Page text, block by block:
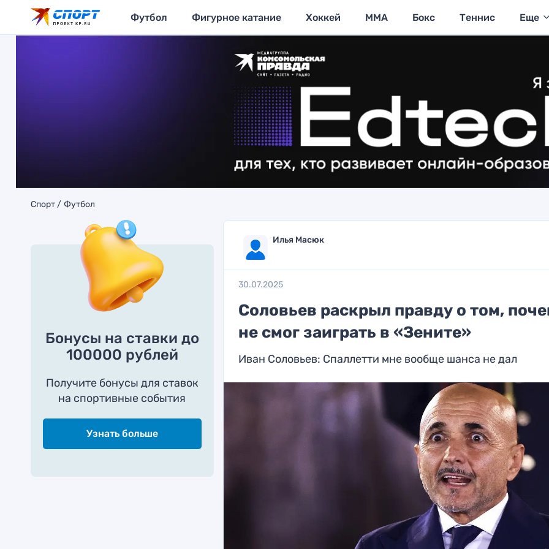
Футбол Фигурное катание Хоккей MMA Бокс Теннис Еще
Спорт Футбол
Бонусы на ставки до
100000 рублей
Получите бонусы для ставок
на спортивные события
Узнать больше
Илья Масюк
30.07.2025
Соловьев раскрыл правду о том,
не смог заиграть в «Зените»
Иван Соловьев: Спаллетти мне вообще шанса не дал